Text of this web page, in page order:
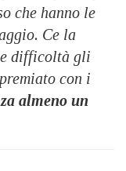
che hanno le
Ce la
difficoltà gli
con i
almeno un